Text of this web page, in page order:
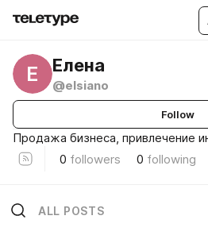
Е Елена
@elsiano
Follow
Продажа бизнеса, привлечение
0 followers 0 following
ALL POSTS